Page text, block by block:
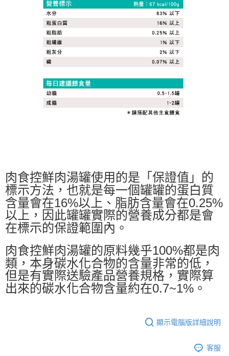
肉食控鮮肉湯罐使用的是「保證值」的
標示方法，也就是每一個罐罐的蛋白質
含量會在16%以上、脂肪含量會在0.25%
以上，因此罐罐實際的營養成分都是會
在標示的保證範圍內。
肉食控鮮肉湯罐的原料幾乎100%都是肉
類，本身碳水化合物的含量非常的低，
但是有實際送驗產品營養規格，實際算
出來的碳水化合物含量約在0.7~1%。
顯示電腦版詳細說明
客服